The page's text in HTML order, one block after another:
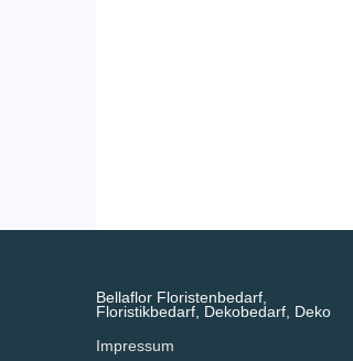
Bellaflor Floristenbedarf,
Floristikbedarf, Dekobedarf, Deko
Impressum